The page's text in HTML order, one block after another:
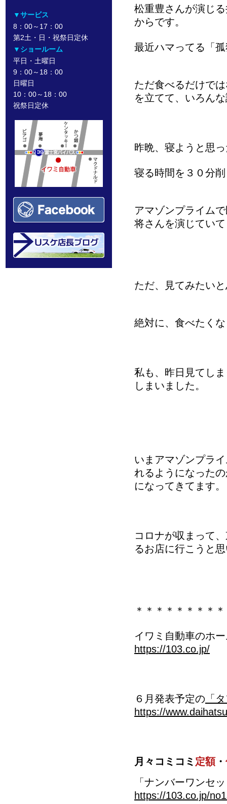
▼サービス
8：00～17：00
第2土・日・祝祭日定休
▼ショールーム
平日・土曜日
9：00～18：00
日曜日
10：00～18：00
祝祭日定休
松重豊さんが演じ
からです。
最近ハマってる「
ただ食べるだけで
を立てて、いろん
昨晩、寝ようと思
寝る時間を３０分
アマゾンプライム
将さんを演じてい
ただ、見てみたい
絶対に、食べたく
私も、昨日見てし
しまいました。
いまアマゾンプラ
れるようになった
になってきてます。
コロナが収まって
るお店に行こうと
＊＊＊＊＊＊＊＊
イワミ自動車のホ
https://103.co.jp/
６月発表予定の 「
https://
月々コミコミ 定額・
「ナンバーワンセ
https://103.co.jp/